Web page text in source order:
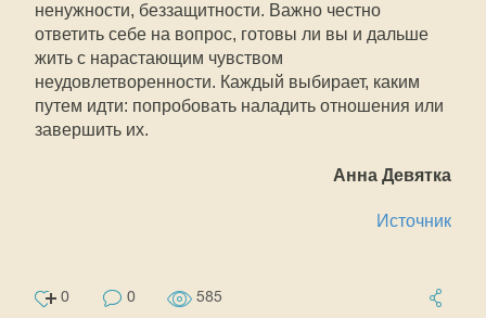
ненужности, беззащитности. Важно честно
ответить себе на вопрос, готовы ли вы и дальше
жить с нарастающим чувством
неудовлетворенности. Каждый выбирает, каким
путем идти: попробовать наладить отношения или
завершить их.
Анна Девятка
Источник
0 0 585